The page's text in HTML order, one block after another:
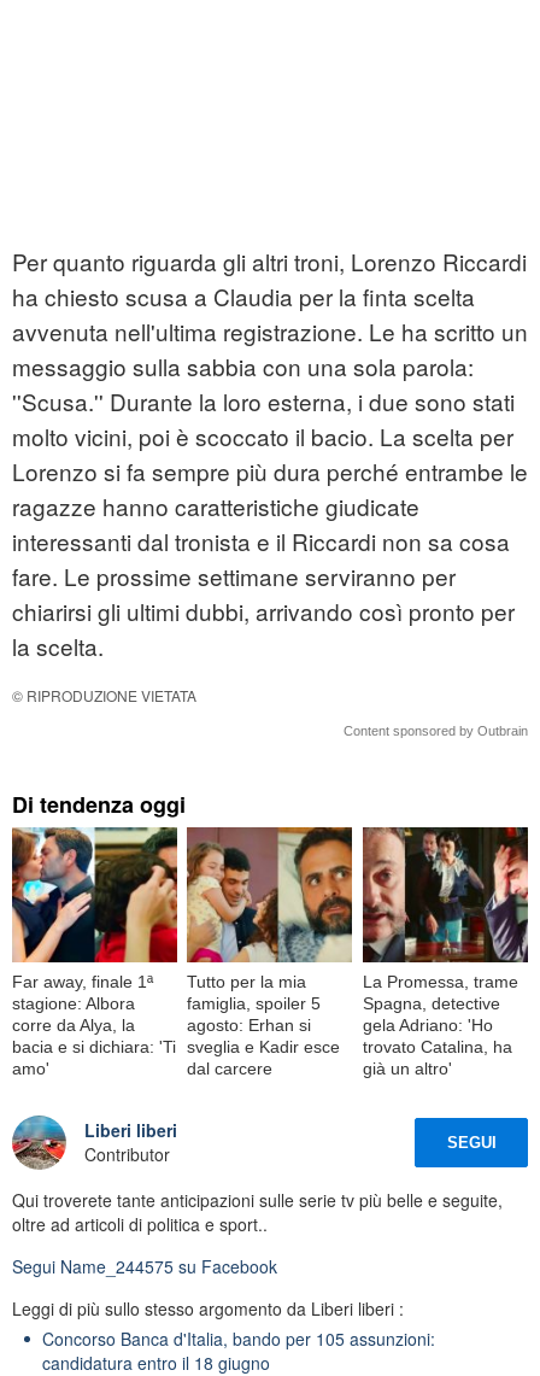
Per quanto riguarda gli altri troni, Lorenzo Riccardi
ha chiesto scusa a Claudia per la finta scelta
avvenuta nell'ultima registrazione. Le ha scritto un
messaggio sulla sabbia con una sola parola:
''Scusa.'' Durante la loro esterna, i due sono stati
molto vicini, poi è scoccato il bacio. La scelta per
Lorenzo si fa sempre più dura perché entrambe le
ragazze hanno caratteristiche giudicate
interessanti dal tronista e il Riccardi non sa cosa
fare. Le prossime settimane serviranno per
chiarirsi gli ultimi dubbi, arrivando così pronto per
la scelta.
© RIPRODUZIONE VIETATA
Content sponsored by Outbrain
Di tendenza oggi
Far away, finale 1ª
stagione: Albora
corre da Alya, la
bacia e si dichiara: 'Ti
amo'
Tutto per la mia
famiglia, spoiler 5
agosto: Erhan si
sveglia e Kadir esce
dal carcere
La Promessa, trame
Spagna, detective
gela Adriano: 'Ho
trovato Catalina, ha
già un altro'
Liberi liberi
Contributor
SEGUI
Qui troverete tante anticipazioni sulle serie tv più belle e seguite,
oltre ad articoli di politica e sport..
Segui Name_244575 su Facebook
Leggi di più sullo stesso argomento da Liberi liberi :
Concorso Banca d'Italia, bando per 105 assunzioni:
candidatura entro il 18 giugno